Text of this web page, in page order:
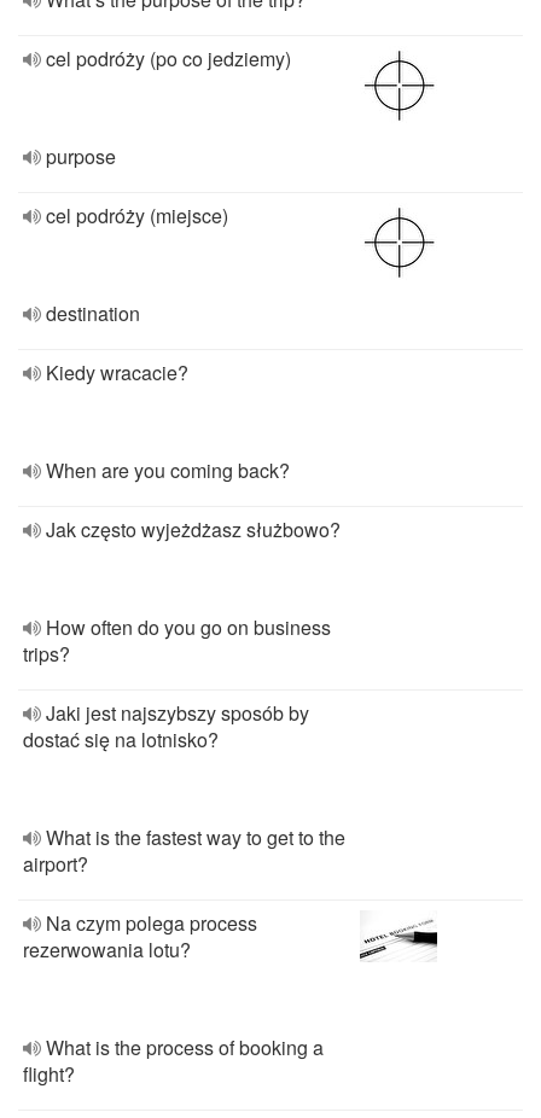
cel podróży (po co jedziemy)
purpose
cel podróży (miejsce)
destination
Kiedy wracacie?
When are you coming back?
Jak często wyjeżdżasz służbowo?
How often do you go on business
trips?
Jaki jest najszybszy sposób by
dostać się na lotnisko?
What is the fastest way to get to the
airport?
Na czym polega process
rezerwowania lotu?
What is the process of booking a
flight?